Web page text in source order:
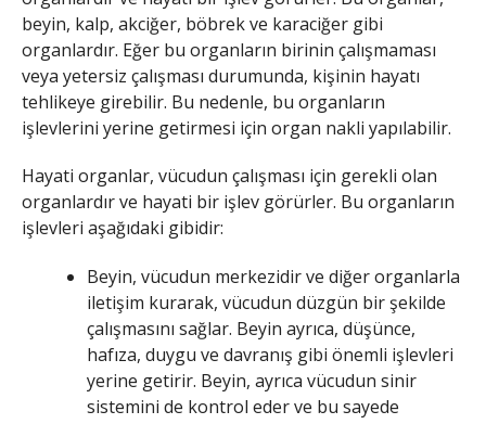
beyin, kalp, akciğer, böbrek ve karaciğer gibi
organlardır. Eğer bu organların birinin çalışmaması
veya yetersiz çalışması durumunda, kişinin hayatı
tehlikeye girebilir. Bu nedenle, bu organların
işlevlerini yerine getirmesi için organ nakli yapılabilir.
Hayati organlar, vücudun çalışması için gerekli olan
organlardır ve hayati bir işlev görürler. Bu organların
işlevleri aşağıdaki gibidir:
Beyin, vücudun merkezidir ve diğer organlarla
iletişim kurarak, vücudun düzgün bir şekilde
çalışmasını sağlar. Beyin ayrıca, düşünce,
hafıza, duygu ve davranış gibi önemli işlevleri
yerine getirir. Beyin, ayrıca vücudun sinir
sistemini de kontrol eder ve bu sayede